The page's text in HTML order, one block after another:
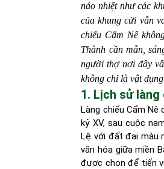
náo nhiệt như các
của khung cửi vẫn
chiếu Cẩm Nê
Thành cần mẫn,
người thợ nơi đây
không chỉ là vật
1. Lịch sử làng
Làng chiếu Cẩm
kỷ XV, sau cuộc
Lệ với đất đai màu
văn hóa giữa miền
được chọn để tiến